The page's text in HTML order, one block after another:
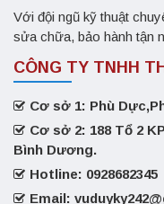
Với đội ngũ kỹ thuật
sửa chữa, bảo hành tận
CÔNG TY TNHH
Cơ sở 1: Phù
Cơ sở 2: 188 Tổ 2
Bình Dương.
Hotline: 0928682345
Email: